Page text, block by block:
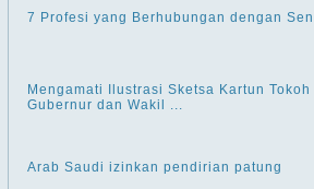
7 Profesi yang Berhubungan dengan
Mengamati Ilustrasi Sketsa Kartun
Gubernur dan Wakil ...
Arab Saudi izinkan pendirian patung